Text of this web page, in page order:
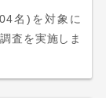
名)を対象に
査を実施しま